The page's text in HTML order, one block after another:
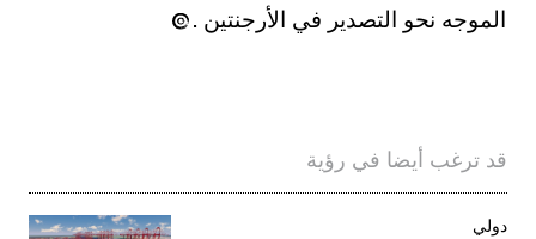
الموجه نحو التصدير في الأرجنتين .
قد ترغب أيضا في رؤية
دولي